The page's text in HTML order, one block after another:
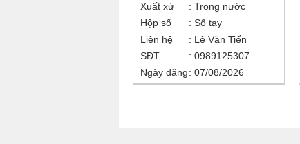
Xuất xứ
Trong nước
Hộp số
Số tay
Liên hệ
Lê Văn Tiến
SĐT
0989125307
Ngày đăng
07/08/2026